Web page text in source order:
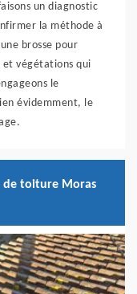
un diagnostic
la méthode à
brosse pour
et végétations qui
le
évidemment, le
de toiture Moras